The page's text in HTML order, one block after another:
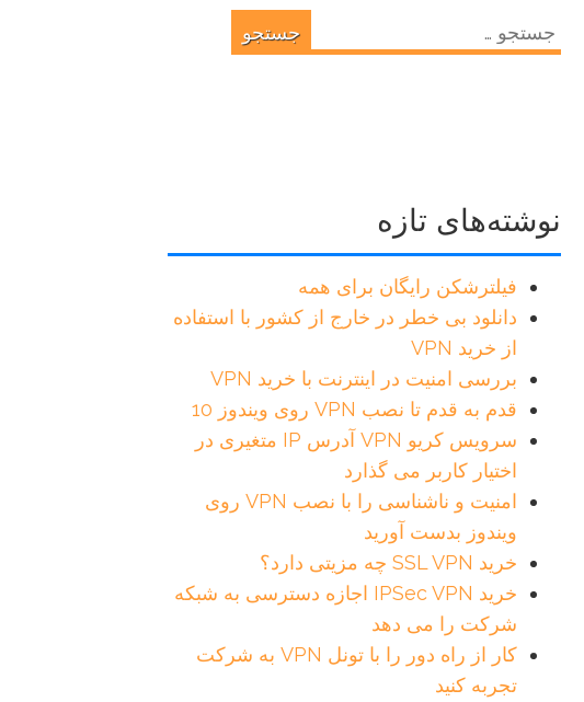
برای:
نوشته‌های تازه
فیلترشکن رایگان برای همه
دانلود بی خطر در خارج از کشور با استفاده
از خرید VPN
بررسی امنیت در اینترنت با خرید VPN
قدم به قدم تا نصب VPN روی ویندوز 10
سرویس کریو VPN آدرس IP متغیری در
اختیار کاربر می گذارد
امنیت و ناشناسی را با نصب VPN روی
ویندوز بدست آورید
خرید SSL VPN چه مزیتی دارد؟
خرید IPSec VPN اجازه دسترسی به شبکه
شرکت را می دهد
کار از راه دور را با تونل VPN به شرکت
تجربه کنید